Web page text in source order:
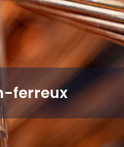
ferreux